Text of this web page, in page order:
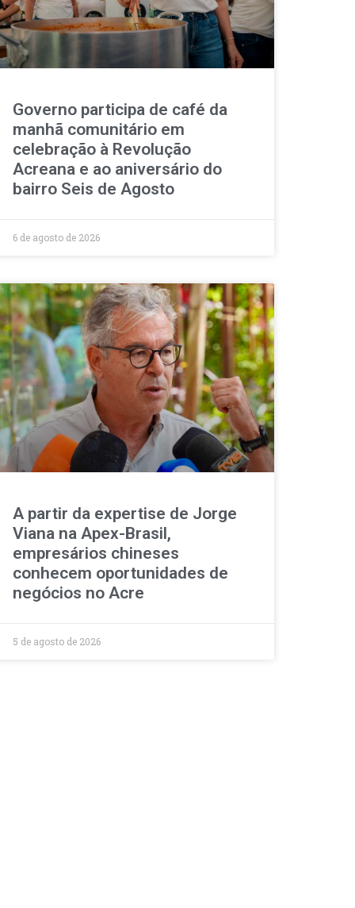
Governo participa de café da
manhã comunitário em
celebração à Revolução
Acreana e ao aniversário do
bairro Seis de Agosto
6 de agosto de 2026
A partir da expertise de Jorge
Viana na Apex-Brasil,
empresários chineses
conhecem oportunidades de
negócios no Acre
5 de agosto de 2026